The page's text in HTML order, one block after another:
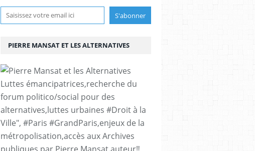
PIERRE MANSAT ET LES ALTERNATIVES
Luttes émancipatrices,recherche du
forum politico/social pour des
alternatives,luttes urbaines #Droit à la
Ville", #Paris #GrandParis,enjeux de la
métropolisation,accès aux Archives